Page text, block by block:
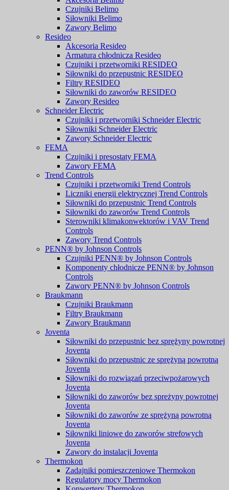
Czujniki Belimo
Siłowniki Belimo
Zawory Belimo
Resideo
Akcesoria Resideo
Armatura chłodnicza Resideo
Czujniki i przetworniki RESIDEO
Siłowniki do przepustnic RESIDEO
Filtry RESIDEO
Siłowniki do zaworów RESIDEO
Zawory Resideo
Schneider Electric
Czujniki i przetworniki Schneider Electric
Siłowniki Schneider Electric
Zawory Schneider Electric
FEMA
Czujniki i presostaty FEMA
Zawory FEMA
Trend Controls
Czujniki i przetworniki Trend Controls
Liczniki energii elektrycznej Trend Controls
Siłowniki do przepustnic Trend Controls
Siłowniki do zaworów Trend Controls
Sterowniki klimakonwektorów i VAV Trend
Controls
Zawory Trend Controls
PENN® by Johnson Controls
Czujniki PENN® by Johnson Controls
Komponenty chłodnicze PENN® by Johnson
Controls
Zawory PENN® by Johnson Controls
Braukmann
Czujniki Braukmann
Filtry Braukmann
Zawory Braukmann
Joventa
Siłowniki do przepustnic bez sprężyny powrotnej
Joventa
Siłowniki do przepustnic ze sprężyną powrotną
Joventa
Siłowniki do rozwiązań przeciwpożarowych
Joventa
Siłowniki do zaworów bez spreżyny powrotnej
Joventa
Siłowniki do zaworów ze sprężyną powrotną
Joventa
Siłowniki liniowe do zaworów strefowych
Joventa
Zawory do instalacji Joventa
Thermokon
Zadajniki pomieszczeniowe Thermokon
Regulatory mocy Thermokon